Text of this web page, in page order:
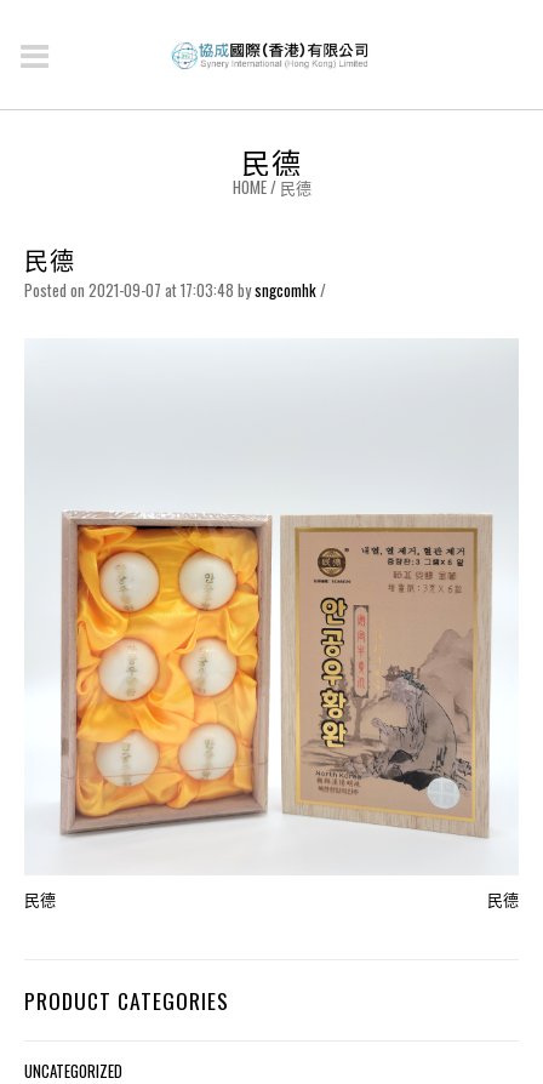
民德
HOME/ 民德
民德
Posted on 2021-09-07 at 17:03:48 bysngcomhk/
民德 民德
PRODUCT CATEGORIES
UNCATEGORIZED